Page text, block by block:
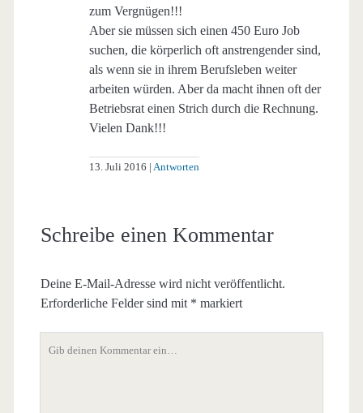
zum Vergnügen!!!
Aber sie müssen sich einen 450 Euro Job
suchen, die körperlich oft anstrengender sind,
als wenn sie in ihrem Berufsleben weiter
arbeiten würden. Aber da macht ihnen oft der
Betriebsrat einen Strich durch die Rechnung.
Vielen Dank!!!
13. Juli 2016 Antworten
Schreibe einen Kommentar
Deine E-Mail-Adresse wird nicht veröffentlicht.
Erforderliche Felder sind mit * markiert